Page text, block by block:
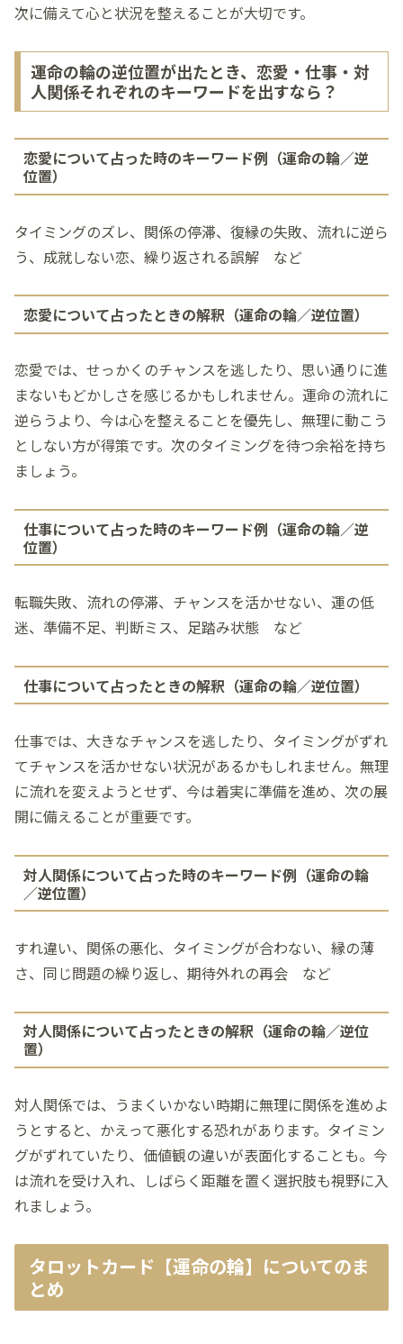
次に備えて心と状況を整えることが大切です。
運命の輪の逆位置が出たとき、恋愛・仕事・対
人関係それぞれのキーワードを出すなら？
恋愛について占った時のキーワード例（運命の輪／逆
位置）
タイミングのズレ、関係の停滞、復縁の失敗、流れに逆ら
う、成就しない恋、繰り返される誤解 など
恋愛について占ったときの解釈（運命の輪／逆位置）
恋愛では、せっかくのチャンスを逃したり、思い通りに進
まないもどかしさを感じるかもしれません。運命の流れに
逆らうより、今は心を整えることを優先し、無理に動こう
としない方が得策です。次のタイミングを待つ余裕を持ち
ましょう。
仕事について占った時のキーワード例（運命の輪／逆
位置）
転職失敗、流れの停滞、チャンスを活かせない、運の低
迷、準備不足、判断ミス、足踏み状態 など
仕事について占ったときの解釈（運命の輪／逆位置）
仕事では、大きなチャンスを逃したり、タイミングがずれ
てチャンスを活かせない状況があるかもしれません。無理
に流れを変えようとせず、今は着実に準備を進め、次の展
開に備えることが重要です。
対人関係について占った時のキーワード例（運命の輪
／逆位置）
すれ違い、関係の悪化、タイミングが合わない、縁の薄
さ、同じ問題の繰り返し、期待外れの再会 など
対人関係について占ったときの解釈（運命の輪／逆位
置）
対人関係では、うまくいかない時期に無理に関係を進めよ
うとすると、かえって悪化する恐れがあります。タイミン
グがずれていたり、価値観の違いが表面化することも。今
は流れを受け入れ、しばらく距離を置く選択肢も視野に入
れましょう。
タロットカード【運命の輪】についてのま
とめ